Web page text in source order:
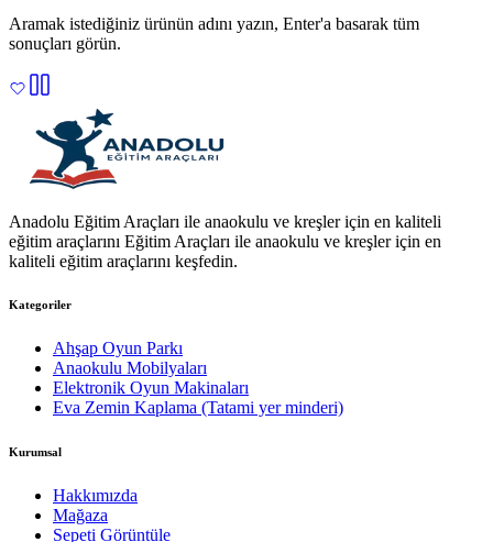
Aramak istediğiniz ürünün adını yazın, Enter'a basarak tüm
sonuçları görün.
Anadolu Eğitim Araçları ile anaokulu ve kreşler için en kaliteli
eğitim araçlarını Eğitim Araçları ile anaokulu ve kreşler için en
kaliteli eğitim araçlarını keşfedin.
Kategoriler
Ahşap Oyun Parkı
Anaokulu Mobilyaları
Elektronik Oyun Makinaları
Eva Zemin Kaplama (Tatami yer minderi)
Kurumsal
Hakkımızda
Mağaza
Sepeti Görüntüle